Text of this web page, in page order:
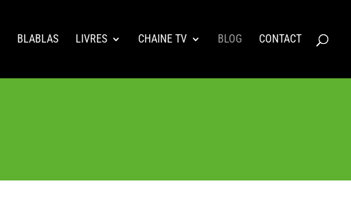
BLABLAS LIVRES CHAINE TV BLOG CONTACT